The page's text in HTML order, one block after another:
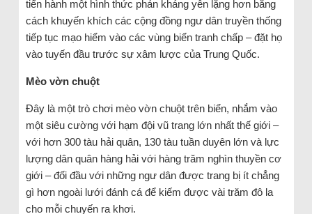
tiến hành một hình thức phản kháng yên lặng hơn bằng
cách khuyến khích các cộng đồng ngư dân truyền thống
tiếp tục mạo hiểm vào các vùng biển tranh chấp – đặt họ
vào tuyến đầu trước sự xâm lược của Trung Quốc.
Mèo vờn chuột
Đây là một trò chơi mèo vờn chuột trên biển, nhắm vào
một siêu cường với hạm đội vũ trang lớn nhất thế giới –
với hơn 300 tàu hải quân, 130 tàu tuần duyên lớn và lực
lượng dân quân hàng hải với hàng trăm nghìn thuyền cơ
giới – đối đầu với những ngư dân được trang bị ít chẳng
gì hơn ngoài lưới đánh cá để kiếm được vài trăm đô la
cho mỗi chuyến ra khơi.